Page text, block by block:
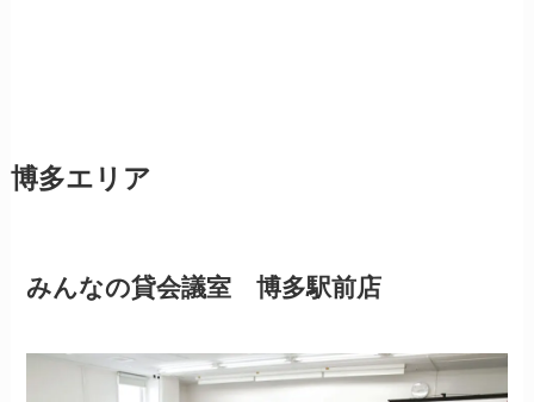
博多エリア
みんなの貸会議室 博多駅前店